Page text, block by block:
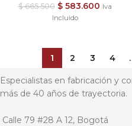
$665.500 $583.600 Iva
Incluido
1 2 3 4
Especialistas en fabricación y
más de 40 años de trayectoria.
Calle 79 #28 A 12, Bogotá